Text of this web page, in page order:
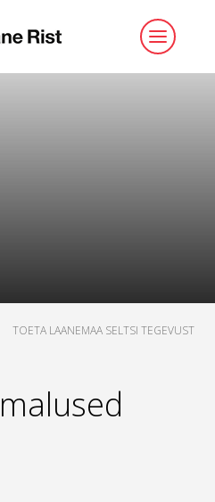
TOETA LAANEMAA SELTSI TEGEVUST